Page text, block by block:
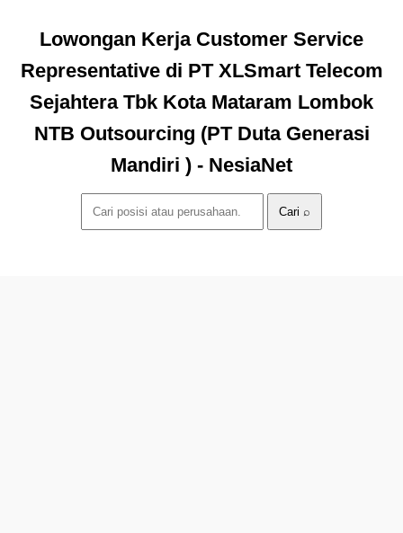
Lowongan Kerja Customer Service
Representative di PT XLSmart Telecom
Sejahtera Tbk Kota Mataram Lombok
NTB Outsourcing (PT Duta Generasi
Mandiri ) - NesiaNet
Cari ⌕